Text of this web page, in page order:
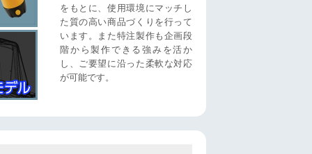
をもとに、使用環境にマッチし
た質の高い商品づくりを行って
います。また特注製作も企画段
階から製作できる強みを活か
し、ご要望に沿った柔軟な対応
が可能です。